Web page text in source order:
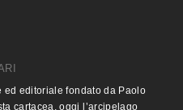
ed editoriale fondato da Paolo
cartacea, oggi l’arcipelago